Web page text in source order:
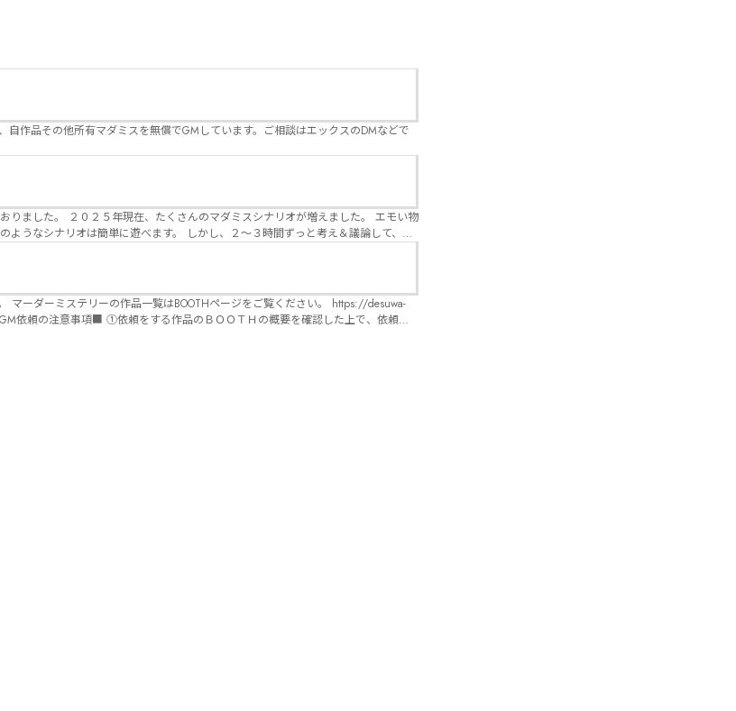
作品その他所有マダミスを無償でGMしています。ご相談はエックスのDMなどで
ました。 エモい物
しかし、２～３時間ずっと考え＆議論して、見
ていませんか？ そんな本格推理マダミスをお届けしま
ステリーの作品一覧はBOOTHページをご覧ください。 https://desuwa-
品を楽しむつもりのない方は参加をご